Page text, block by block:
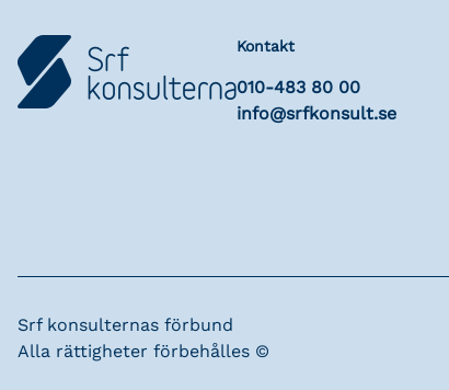
Kontakt
010-483 80 00
info@srfkonsult.se
Srf konsulternas förbund
Alla rättigheter förbehålles ©